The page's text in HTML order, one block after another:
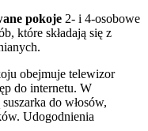
pokoje 2- i 4-osobowe
które składają się z
obejmuje telewizor
do internetu. W
do włosów,
Udogodnienia